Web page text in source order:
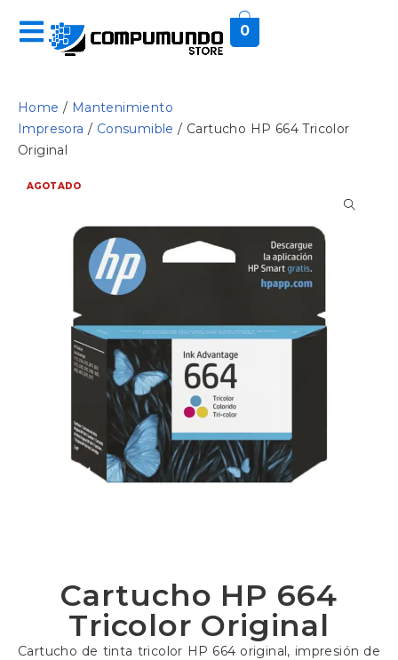
0
Home / Mantenimiento
Impresora / Consumible / Cartucho HP 664 Tricolor
Original
AGOTADO
Cartucho HP 664
Tricolor Original
Cartucho de tinta tricolor HP 664 original, impresión de